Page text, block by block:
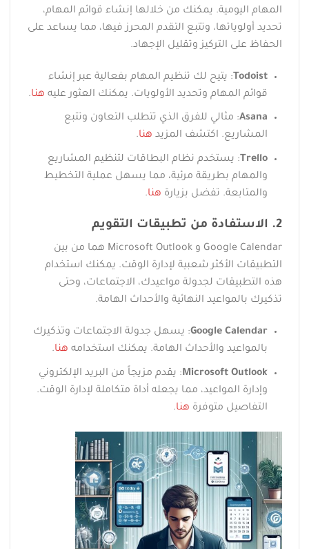
المهام اليومية. يمكنك من خلالها إنشاء قوائم المهام،
تحديد أولوياتها، وتتبع التقدم المحرز فيها، مما يساعد على
الحفاظ على التركيز وتقليل الإجهاد.
Todoist : يتيح لك تنظيم المهام بفعالية عبر إنشاء
قوائم المهام وتحديد الأولويات. يمكنك العثور عليه هنا.
Asana: مثالي للفرق الذي تتطلب التعاون وتتبع
المشاريع. اكتشف المزيد هنا.
Trello : يستخدم نظام البطاقات لتنظيم المشاريع
والمهام بطريقة مرئية، مما يسهل عملية التخطيط
والمتابعة. تفضل بزيارة هنا.
2. الاستفادة من تطبيقات التقويم
Google Calendar و Microsoft Outlook هما من بين
التطبيقات الأكثر شعبية لإدارة الوقت. يمكنك استخدام
هذه التطبيقات لجدولة مواعيدك، الاجتماعات، وحتى
تذكيرك بالمواعيد النهائية والأحداث الهامة.
Google Calendar: يسهل جدولة الاجتماعات وتذكيرك
بالمواعيد والأحداث الهامة. يمكنك استخدامه هنا.
Microsoft Outlook: يقدم مزيجاً من البريد الإلكتروني
وإدارة المواعيد، مما يجعله أداة متكاملة لإدارة الوقت.
التفاصيل متوفرة هنا.